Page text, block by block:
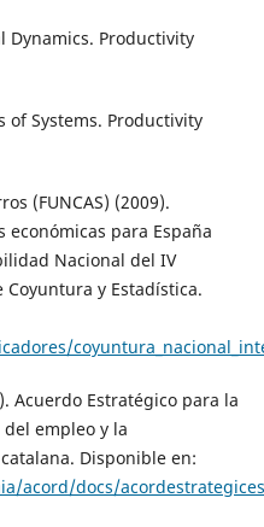
Dynamics. Productivity
of Systems. Productivity
(FUNCAS) (2009).
para España
Nacional del IV
y Estadística.
Acuerdo Estratégico para la
empleo y la
Disponible en:
acord/docs/